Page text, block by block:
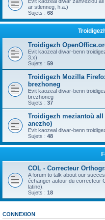
ar stlenneg, h.a.)
Sujets : 68
Troidigezh
Evit kaozeal diwar-benn
3.x)
Sujets : 59
Troidigezh Mozilla
brezhoneg
Evit kaozeal diwar-benn
brezhoneg
Sujets : 37
Troidigezh meziantoù
anezho)
Evit kaozeal diwar-benn
Sujets : 48
COL - Correcteur
A forum to talk about our
échanger autour du correcteur
latine).
Sujets : 18
CONNEXION